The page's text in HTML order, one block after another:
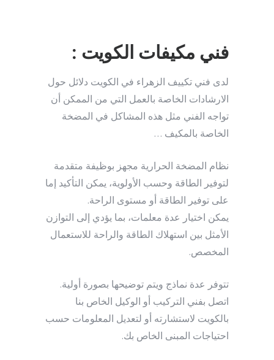
فني مكيفات الكويت :
لدى فني تكييف الزهراء في الكويت دلائل حول
الارشادات الخاصة بالعمل التي من الممكن أن
تواجه الفني مثل هذه المشاكل في المضخة
الخاصة بالمكيف …
نظام المضخة الحرارية مجهز بوظيفة متقدمة
لتوفير الطاقة وحسب الأولوية، يمكن التأكيد إما
على توفير الطاقة أو مستوى الراحة.
يمكن اختيار عدة معلمات، بما يؤدي إلى التوازن
الأمثل بين استهلاك الطاقة والراحة للاستعمال
المخصص.
تتوفر عدة نماذج ويتم توضيحها بصورة أولية.
اتصل بفني التركيب أو الوكيل الخاص بنا
بالكويت لاستشارته أو لتعديل المعلومات حسب
احتياجات المبنى الخاص بك.